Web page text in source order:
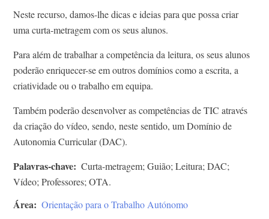
Neste recurso, damos-lhe dicas e ideias para que possa criar
uma curta-metragem com os seus alunos.
Para além de trabalhar a competência da leitura, os seus alunos
poderão enriquecer-se em outros domínios como a escrita, a
criatividade ou o trabalho em equipa.
Também poderão desenvolver as competências de TIC através
da criação do vídeo, sendo, neste sentido, um Domínio de
Autonomia Curricular (DAC).
Palavras-chave
Curta-metragem; Guião; Leitura; DAC;
Vídeo; Professores; OTA.
Área Orientação para o Trabalho Autónomo